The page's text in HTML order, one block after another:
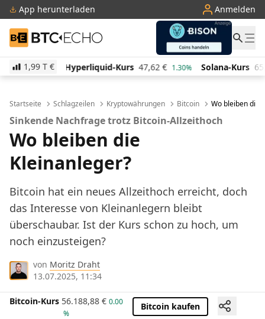
App herunterladen Anmelden
BTC-ECHO
1,99 T €
Kurs 47,62 € 1.30% Solana-Kurs 65,87 € 3.10% TRON-
Startseite Schlagzeilen Kryptowährungen Bitcoin Wo bleiben die
Sinkende Nachfrage trotz Bitcoin-Allzeithoch
Wo bleiben die
Kleinanleger?
Bitcoin hat ein neues Allzeithoch erreicht, doch
das Interesse von Kleinanlegern bleibt
überschaubar. Ist der Kurs schon zu hoch, um
noch einzusteigen?
von Moritz Draht
13.07.2025, 11:34
Bitcoin-Kurs 56.188,88 € 0.00
%
Bitcoin kaufen